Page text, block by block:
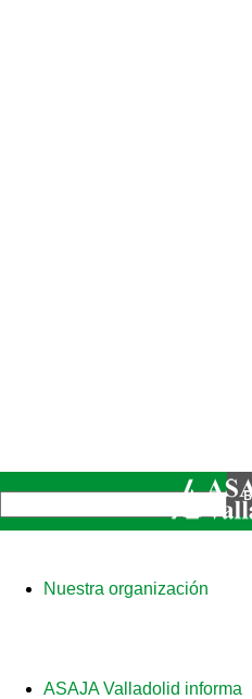
Nuestra organización
ASAJA Valladolid informa